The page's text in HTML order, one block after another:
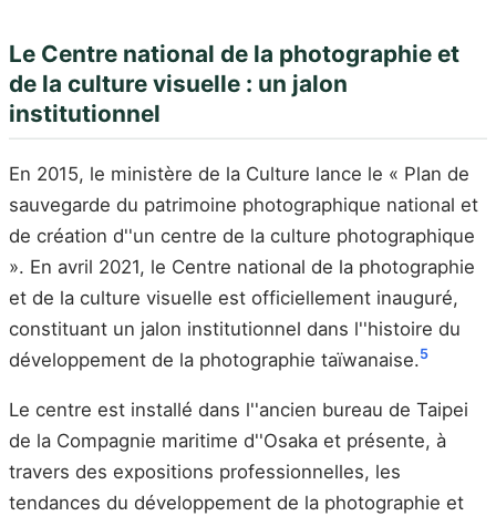
Le Centre national de la photographie et
de la culture visuelle : un jalon
institutionnel
En 2015, le ministère de la Culture lance le « Plan de
sauvegarde du patrimoine photographique national et
de création d''un centre de la culture photographique
». En avril 2021, le Centre national de la photographie
et de la culture visuelle est officiellement inauguré,
constituant un jalon institutionnel dans l''histoire du
développement de la photographie taïwanaise.5
Le centre est installé dans l''ancien bureau de Taipei
de la Compagnie maritime d''Osaka et présente, à
travers des expositions professionnelles, les
tendances du développement de la photographie et